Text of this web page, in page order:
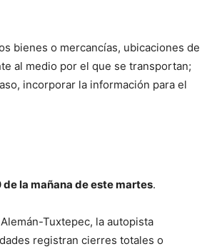
bienes o mercancías, ubicaciones de
al medio por el que se transportan;
incorporar la información para el
la mañana de este martes.
Tuxtepec, la autopista
registran cierres totales o